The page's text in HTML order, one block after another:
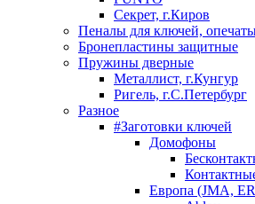
Секрет, г.Киров
Пеналы для ключей,
Бронепластины защитные
Пружины дверные
Металлист, г.Кунгур
Ригель, г.С.Петербург
Разное
#Заготовки ключей
Домофоны
Европа (JMA,